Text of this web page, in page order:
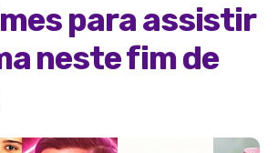
para assistir
neste fim de